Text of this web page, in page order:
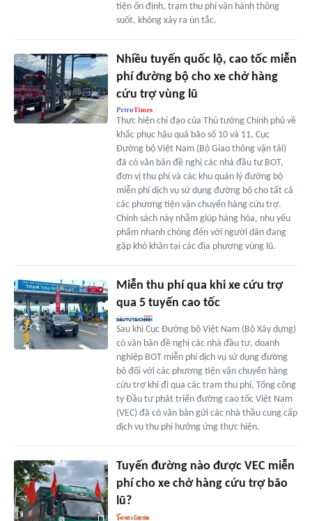
tiện ổn định, trạm thu phí vận hành thông
suốt, không xảy ra ùn tắc.
Nhiều tuyến quốc lộ, cao tốc miễn
phí đường bộ cho xe chở hàng
cứu trợ vùng lũ
Thực hiện chỉ đạo của Thủ tướng Chính phủ về
khắc phục hậu quả bão số 10 và 11, Cục
Đường bộ Việt Nam (Bộ Giao thông vận tải)
đã có văn bản đề nghị các nhà đầu tư BOT,
đơn vị thu phí và các khu quản lý đường bộ
miễn phí dịch vụ sử dụng đường bộ cho tất cả
các phương tiện vận chuyển hàng cứu trợ.
Chính sách này nhằm giúp hàng hóa, nhu yếu
phẩm nhanh chóng đến với người dân đang
gặp khó khăn tại các địa phương vùng lũ.
Miễn thu phí qua khi xe cứu trợ
qua 5 tuyến cao tốc
Sau khi Cục Đường bộ Việt Nam (Bộ Xây dựng)
có văn bản đề nghị các nhà đầu tư, doanh
nghiệp BOT miễn phí dịch vụ sử dụng đường
bộ đối với các phương tiện vận chuyển hàng
cứu trợ khi đi qua các trạm thu phí, Tổng công
ty Đầu tư phát triển đường cao tốc Việt Nam
(VEC) đã có văn bản gửi các nhà thầu cung cấp
dịch vụ thu phí hưởng ứng thực hiện.
Tuyến đường nào được VEC miễn
phí cho xe chở hàng cứu trợ bão
lũ?